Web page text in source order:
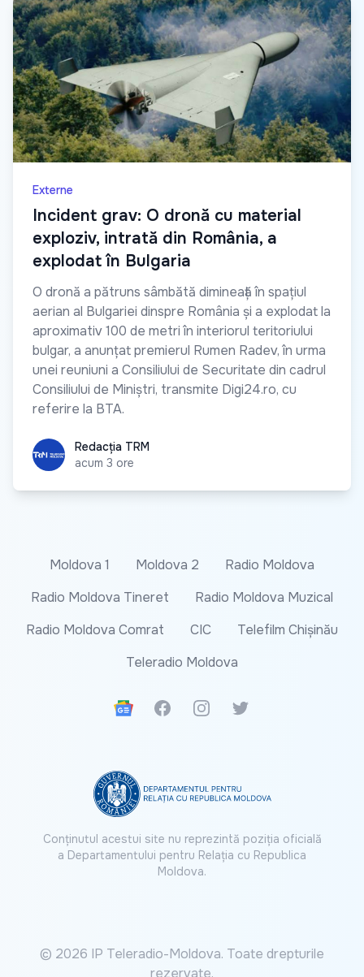
Externe
Incident grav: O dronă cu material
exploziv, intrată din România, a
explodat în Bulgaria
O dronă a pătruns sâmbătă dimineață în spațiul
aerian al Bulgariei dinspre România și a explodat la
aproximativ 100 de metri în interiorul teritoriului
bulgar, a anunțat premierul Rumen Radev, în urma
unei reuniuni a Consiliului de Securitate din cadrul
Consiliului de Miniștri, transmite Digi24.ro, cu
referire la BTA.
Redacția TRM
Redacția TRM
acum 3 ore
Moldova 1 Moldova 2
Radio Moldova
Radio Moldova Tineret
Radio Moldova Muzical
Radio Moldova Comrat
CIC
Telefilm Chișinău
Teleradio Moldova
Google News
FacebookInstagramTwitter
Conținutul acestui site nu reprezintă poziția oficială
a Departamentului pentru Relația cu Republica
Moldova.
© 2026 IP Teleradio-Moldova. Toate drepturile